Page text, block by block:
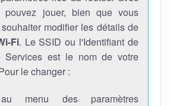
pouvez jouer, bien que vous
modifier les détails de
Fi. Le SSID ou l'Identifiant de
Services est le nom de votre
le changer :
menu des paramètres